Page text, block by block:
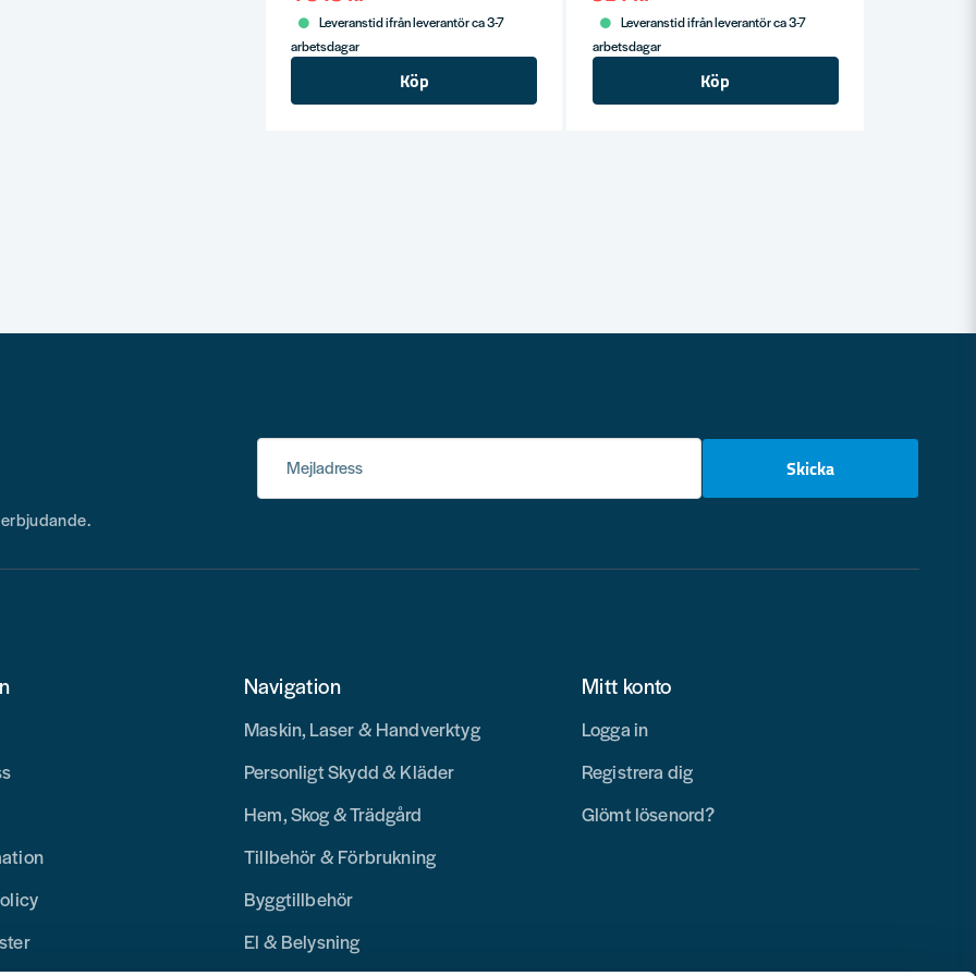
Leveranstid ifrån leverantör ca 3-7
arbetsdagar
Köp
Leveranstid ifrån leverantör ca 3-7
arbetsdagar
Köp
Mejladress Skicka
Navigation
Maskin, Laser & Handverktyg
Personligt Skydd & Kläder
Hem, Skog & Trädgård
Tillbehör & Förbrukning
Byggtillbehör
El & Belysning
Mitt konto
Logga in
Registrera dig
Glömt lösenord?